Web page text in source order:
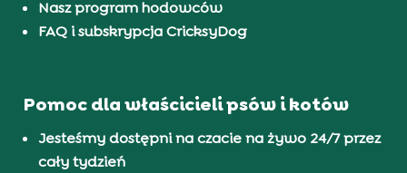
Nasz program hodowców
FAQ i subskrypcja CricksyDog
Pomoc dla właścicieli psów i kotów
Jesteśmy dostępni na czacie na żywo 24/7 przez
cały tydzień